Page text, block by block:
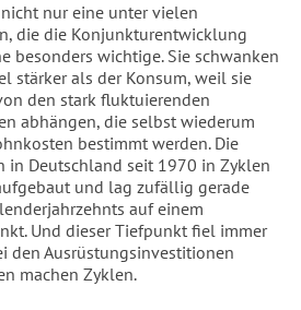
nur eine unter vielen
die die Konjunkturentwicklung
besonders wichtige. Sie schwanken
stärker als der Konsum, weil sie
den stark fluktuierenden
abhängen, die selbst wiederum
bestimmt werden. Die
in Deutschland seit 1970 in Zyklen
und lag zufällig gerade
auf einem
Und dieser Tiefpunkt fiel immer
den Ausrüstungsinvestitionen
machen Zyklen.